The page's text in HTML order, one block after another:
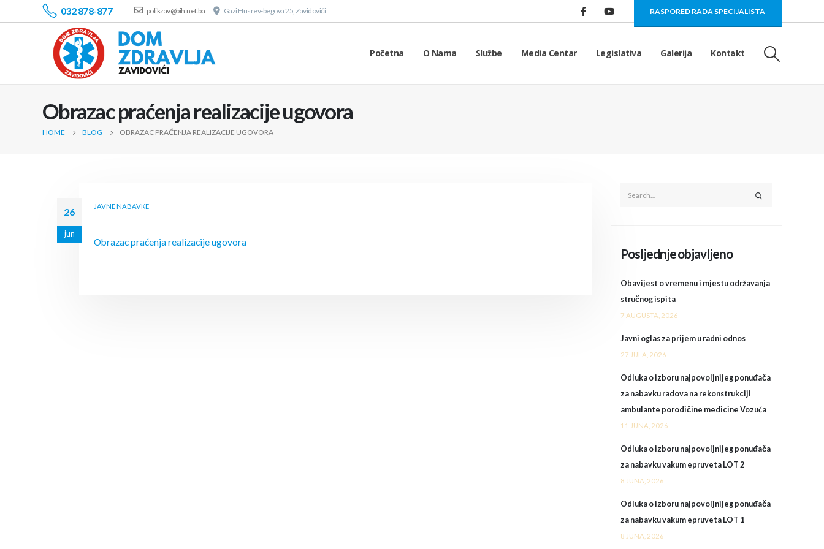
032 878-877 polikzav@bih.net.ba Gazi Husrev-begova 25, Zavidovići RASPORED RADA SPECIJALISTA
Početna O Nama Službe Media Centar Legislativa Galerija Kontakt
Obrazac praćenja realizacije ugovora
HOME BLOG OBRAZAC PRAĆENJA REALIZACIJE UGOVORA
26
jun
JAVNE NABAVKE
Obrazac praćenja realizacije ugovora
Posljednje objavljeno
Obavijest o vremenu i mjestu održavanja
stručnog ispita
7 AUGUSTA, 2026
Javni oglas za prijem u radni odnos
27 JULA, 2026
Odluka o izboru najpovoljnijeg ponuđača
za nabavku radova na rekonstrukciji
ambulante porodičine medicine Vozuća
11 JUNA, 2026
Odluka o izboru najpovoljnijeg ponuđača
za nabavku vakum epruveta LOT 2
8 JUNA, 2026
Odluka o izboru najpovoljnijeg ponuđača
za nabavku vakum epruveta LOT 1
8 JUNA, 2026